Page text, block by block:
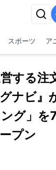
スポーツ ア
する注
ナビ』
グ」を
ープン